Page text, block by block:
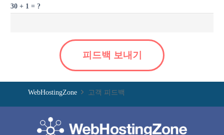
30 + 1 = ?
피드백 보내기
WebHostingZone 고객 피드백